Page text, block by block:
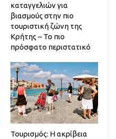
καταγγελιών για
βιασμούς στην πιο
τουριστική ζώνη της
Κρήτης – Το πιο
πρόσφατο περιστατικό
Τουρισμός: Η ακρίβεια